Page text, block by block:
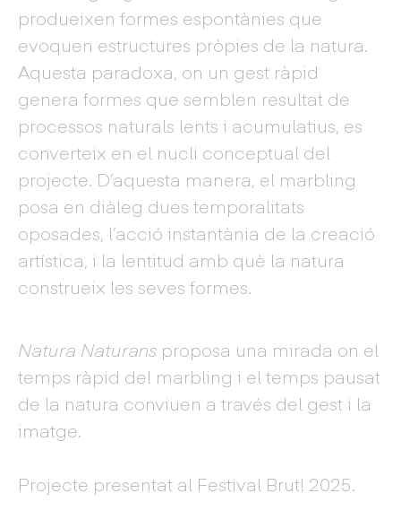
produeixen formes espontànies que
evoquen estructures pròpies de la natura.
Aquesta paradoxa, on un gest ràpid
genera formes que semblen resultat de
processos naturals lents i acumulatius, es
converteix en el nucli conceptual del
projecte. D’aquesta manera, el marbling
posa en diàleg dues temporalitats
oposades, l’acció instantània de la creació
artística, i la lentitud amb què la natura
construeix les seves formes.
Natura Naturans proposa una mirada on el
temps ràpid del marbling i el temps pausat
de la natura conviuen a través del gest i la
imatge.
Projecte presentat al Festival Brut! 2025.